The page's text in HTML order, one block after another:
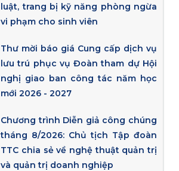
luật, trang bị kỹ năng phòng ngừa
vi phạm cho sinh viên
Thư mời báo giá Cung cấp dịch vụ
lưu trú phục vụ Đoàn tham dự Hội
nghị giao ban công tác năm học
mới 2026 - 2027
Chương trình Diễn giả công chúng
tháng 8/2026: Chủ tịch Tập đoàn
TTC chia sẻ về nghệ thuật quản trị
và quản trị doanh nghiệp